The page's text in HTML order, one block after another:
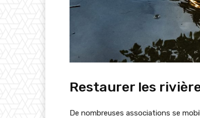
Restaurer les
De nombreuses associations se